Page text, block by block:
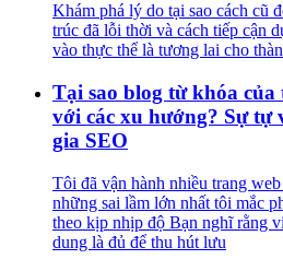
Khám phá lý do tại sao cách cũ
trúc đã lỗi thời và cách tiếp cận
vào thực thể là tương lai cho
Tại sao blog từ khóa
với các xu hướng? Sự tự
gia SEO
Tôi đã vận hành nhiều trang
những sai lầm lớn nhất tôi mắc
theo kịp nhịp độ Bạn nghĩ rằng
dung là đủ để thu hút lưu